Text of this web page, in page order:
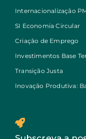
Internacionalização
SI Economia Circular
Criação de Emprego
Investimentos Base
Transição Justa
Inovação Produtiva: